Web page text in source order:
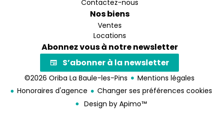
Contactez-nous
Nos biens
Ventes
Locations
Abonnez vous à notre newsletter
S’abonner à la newsletter
©2026 Oriba La Baule-les-Pins
Mentions légales
Honoraires d'agence
Changer ses préférences cookies
Design by Apimo™